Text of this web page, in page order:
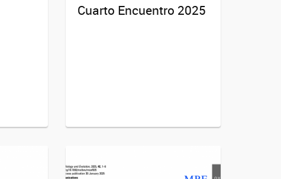
Cuarto Encuentro 2025